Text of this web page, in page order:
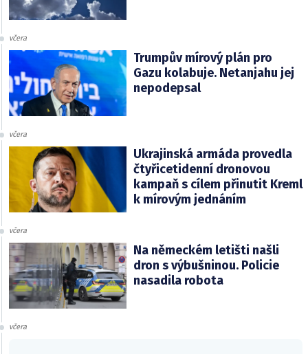
včera
Trumpův mírový plán pro
Gazu kolabuje. Netanjahu jej
nepodepsal
včera
Ukrajinská armáda provedla
čtyřicetidenní dronovou
kampaň s cílem přinutit Kreml
k mírovým jednáním
včera
Na německém letišti našli
dron s výbušninou. Policie
nasadila robota
včera